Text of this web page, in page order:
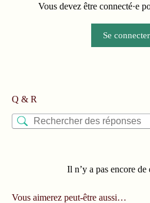
Vous devez être connecté·e
Se connecter
Q & R
Il n’y a pas encore de
Vous aimerez peut-être aussi…